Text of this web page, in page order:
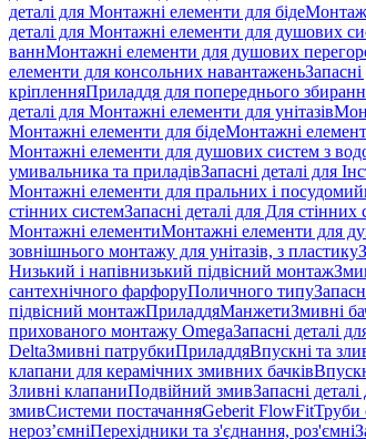
деталі для Монтажні елементи для біде
деталі для Монтажні елементи для душових
ваннМонтажні елементи для душових
елементи для консольних навантажень
кріпленняПриладдя для попереднього
деталі для Монтажні елементи для унітазів
Монтажні елементи для бідеМонтажні
Монтажні елементи для душових систем з
умивальника та приладівЗапасні деталі для
Монтажні елементи для пральних і
стінних системЗапасні деталі для Для стінних
Монтажні елементиМонтажні елементи для
зовнішнього монтажу для унітазів, з пластику
Низький і напівнизький підвісний монтаж
сантехнічного фарфоруПоличного типу
підвісний монтажПриладдяМанжетиЗмивні
прихованого монтажу OmegaЗапасні деталі
DeltaЗмивні патрубкиПриладдяВпускні та
клапани для керамічних змивних бачків
Зливні клапаниПодвійний змивЗапасні
змивСистеми постачанняGeberit FlowFitТруби
нероз’ємніПерехідники та з'єднання, роз'ємні